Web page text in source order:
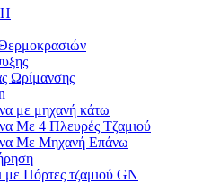
Ωρίμανσης
με μηχανή κάτω
Με 4 Πλευρές Τζαμιού
Με Μηχανή Επάνω
με Πόρτες τζαμιού GN